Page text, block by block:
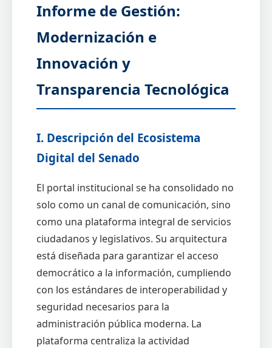
Informe de Gestión:
Modernización e
Innovación y
Transparencia Tecnológica
I. Descripción del Ecosistema
Digital del Senado
El portal institucional se ha consolidado no
solo como un canal de comunicación, sino
como una plataforma integral de servicios
ciudadanos y legislativos. Su arquitectura
está diseñada para garantizar el acceso
democrático a la información, cumpliendo
con los estándares de interoperabilidad y
seguridad necesarios para la
administración pública moderna. La
plataforma centraliza la actividad